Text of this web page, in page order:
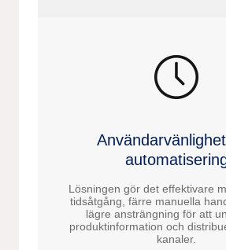
Lösningen gör det effektivare
tidsåtgång, färre manuella
lägre ansträngning för att
produktinformation och
kanaler.